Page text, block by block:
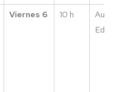
Viernes 6 10 h
Aula 9